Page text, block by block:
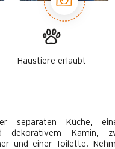
Haustiere erlaubt
separaten Küche,
dekorativem Kamin,
und einer Toilette.